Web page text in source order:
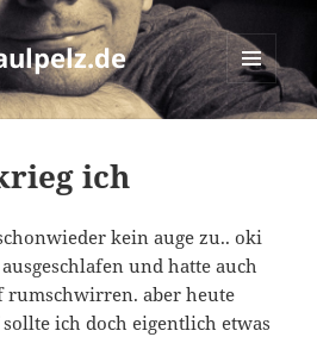
MENÜ
UND
ich
kein auge zu.. oki
und hatte auch
rumschwirren. aber heute
ich doch eigentlich etwas